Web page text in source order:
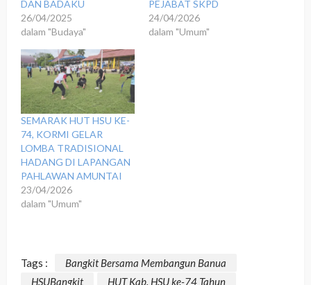
DAN BADAKU
26/04/2025
dalam "Budaya"
PEJABAT SKPD
24/04/2026
dalam "Umum"
‎SEMARAK HUT HSU KE-
74, KORMI GELAR
LOMBA TRADISIONAL
HADANG DI LAPANGAN
PAHLAWAN AMUNTAI
23/04/2026
dalam "Umum"
Tags :
Bangkit Bersama Membangun Banua
HSUBangkit
HUT Kab. HSU ke-74 Tahun